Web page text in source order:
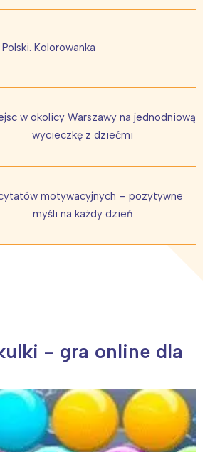
Polski. Kolorowanka
w okolicy Warszawy na jednodniową
wycieczkę z dziećmi
motywacyjnych – pozytywne
myśli na każdy dzień
- gra online dla
mnie wydarzenia z
Kraków
Północ
Wszystkie